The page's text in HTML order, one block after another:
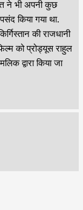
ने भी अपनी कुछ
किया गया था.
की राजधानी
को प्रोड्यूस राहुल
द्वारा किया जा